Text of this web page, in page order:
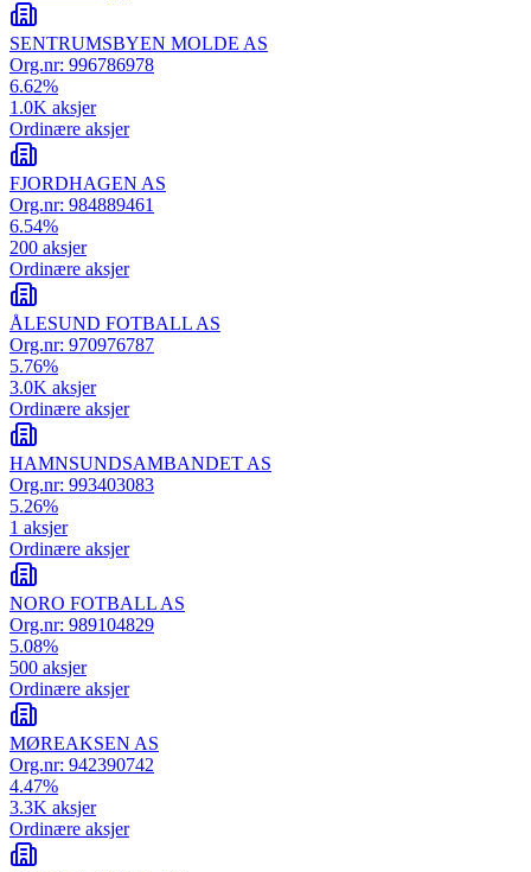
SENTRUMSBYEN MOLDE AS
Org.nr: 996786978
6.62%
1.0K aksjer
Ordinære aksjer
FJORDHAGEN AS
Org.nr: 984889461
6.54%
200 aksjer
Ordinære aksjer
ÅLESUND FOTBALL AS
Org.nr: 970976787
5.76%
3.0K aksjer
Ordinære aksjer
HAMNSUNDSAMBANDET AS
Org.nr: 993403083
5.26%
1 aksjer
Ordinære aksjer
NORO FOTBALL AS
Org.nr: 989104829
5.08%
500 aksjer
Ordinære aksjer
MØREAKSEN AS
Org.nr: 942390742
4.47%
3.3K aksjer
Ordinære aksjer